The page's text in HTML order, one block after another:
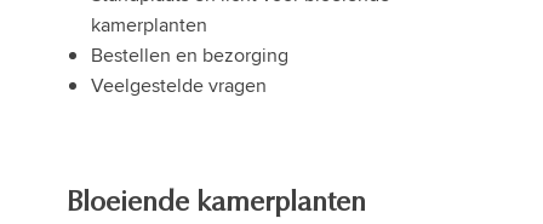
kamerplanten
Bestellen en bezorging
Veelgestelde vragen
Bloeiende kamerplanten